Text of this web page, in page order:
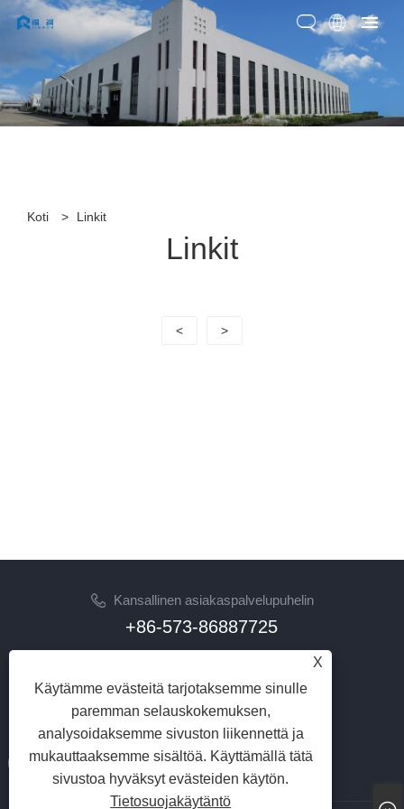
Koti > Linkit
Linkit
< >
Kansallinen asiakaspalvelupuhelin
+86-573-86887725
info@jinrunfasteners.com
X
Käytämme evästeitä tarjotaksemme sinulle
paremman selauskokemuksen,
analysoidaksemme sivuston liikennettä ja
mukauttaaksemme sisältöä. Käyttämällä tätä
sivustoa hyväksyt evästeiden käytön.
Tietosuojakäytäntö